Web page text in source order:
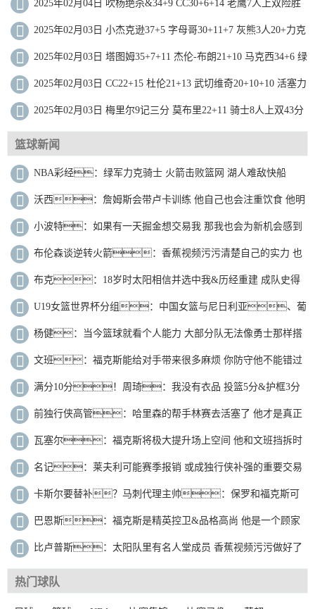
2025年02月04日 吹杨绝杀&34+9 CC30+6+14 老鹰7人上双险胜
活塞止8连败
2025年02月03日 小杰克逊37+5 字母哥30+11+7 灰熊3人20+力克
雄鹿近8战7胜
2025年02月03日 塔图姆35+7+11 杰伦-布朗21+10 马克西34+6 绿
军26分逆转76人
2025年02月03日 CC22+15 杜伦21+13 武切维奇20+10+10 活塞力
擒公牛
2025年02月03日 梅里尔9记三分 莫布里22+11 骑士8人上双43分
大胜残阵独行侠
篮球新闻
NBA彩经：绿军力克骑士 火箭击败篮网 湖人难敌快船
沃西：詹姆斯会带卢卡训练 他自己也会注重饮食 他明
白自己的处境
小波特：如果有一天掘金想交易我 那我也会为新机会感到
兴奋
布伦森谈逆转火箭：香蕉视频污污清楚自己的实力 也
不会就此放弃
布克：18岁时太阳相信并选中我&历经重建 成队史得
分王意味着一切
U19女篮世界杯分组：中国女篮与尼日利亚、葡
萄牙、加拿大同分B组
杨健：当今篮球就看个人能力 大部分队无法像勇士那样搭
建体系
文班：福克斯能给对手带来很多麻烦 你防守他不能错过
任何一秒
满分10分！周琦：我没有衣品 投篮5分&护框3分
脾气-1分
前独行侠高管：哈里森的帮手林赛去活塞了 他才是真正
懂球的那个
瓦塞尔：福克斯将极大提升场上空间 他和文班挡拆时
对手去防谁呢
名记：莱夫利可能赛季报销 或成独行侠补强的重要交易
筹码
卡斯尔要替补？马刺代理主帅：保罗和福克斯可
以在首发阵容共存
巴恩斯：福克斯是精英控卫&品格高尚 他是一个顾家
的好男人
比卢普斯：太阳队里有名人堂成员 香蕉视频污污做好了
与他们激战的准备
热门球队